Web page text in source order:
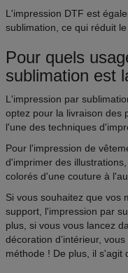
L'impression DTF est
sublimation, ce qui réduit
Pour quels
sublimation est
L'impression par
optez pour la livraison des
l'une des techniques
Pour l'impression de
d'imprimer des
colorés d'une couture à
Si vous souhaitez que vos
support, l'impression par
plus, si vous vous lancez
décoration d’intérieur,
méthode ! De plus, il s'agit